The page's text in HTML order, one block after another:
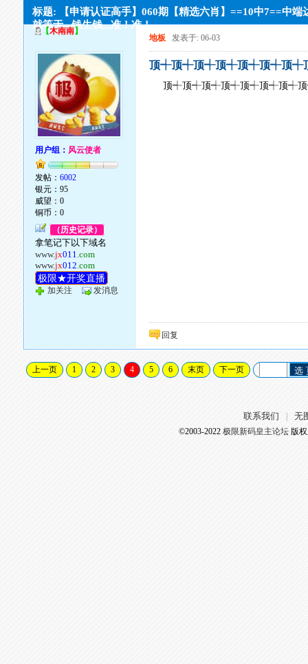
标题: 【申请认证高手】060期【精选六肖】==10中7==中端
就等于,,,钱生钱,,,准！准！
【木南南】
用户组： 风云使者
发帖：6002
银元：95
威望：0
铜币：0
（历史记录）
拿笔记下以下域名
www.jx011.com
www.jx012.com
极限★开奖直播
加关注 发消息
地板 发表于: 06-03
顶┽顶┽顶┽顶┽顶┽顶┽顶┽
顶┽顶┽顶┽顶┽顶┽顶┽顶┽
回复
上一页 1 2 3 4 5 6 末页 下一页 选
联系我们 无
©2003-2022 极限新码皇主论坛版权